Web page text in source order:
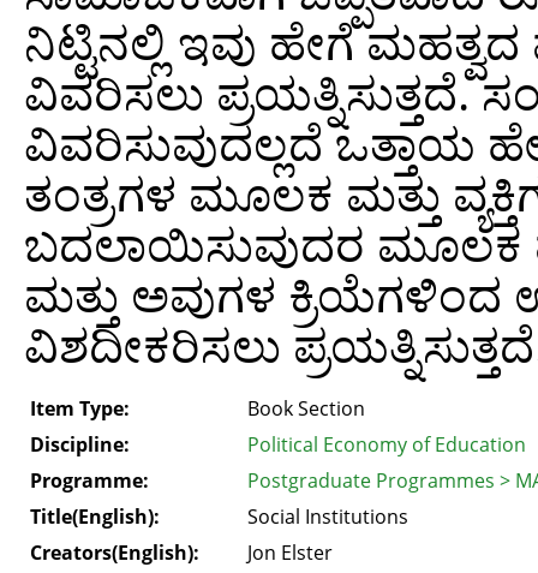
ನಿಟ್ಟಿನಲ್ಲಿ ಇವು ಹೇಗೆ ಮಹತ್ವದ
ವಿವರಿಸಲು ಪ್ರಯತ್ನಿಸುತ್ತದೆ.
ವಿವರಿಸುವುದಲ್ಲದೆ ಒತ್ತಾಯ
ತಂತ್ರಗಳ ಮೂಲಕ ಮತ್ತು
ಬದಲಾಯಿಸುವುದರ ಮೂಲಕ
ಮತ್ತು ಅವುಗಳ ಕ್ರಿಯೆಗಳಿಂದ
ವಿಶದೀಕರಿಸಲು
Item Type:
Book Section
Discipline:
Political Economy of Education
Programme:
Postgraduate Programmes >
Title(English):
Social Institutions
Creators(English):
Jon Elster